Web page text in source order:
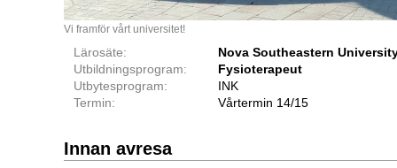
Vi framför vårt universitet!
Lärosäte:
Nova Southeastern
Utbildningsprogram:
Fysioterapeut
Utbytesprogram:
INK
Termin:
Vårtermin 14/15
Innan avresa